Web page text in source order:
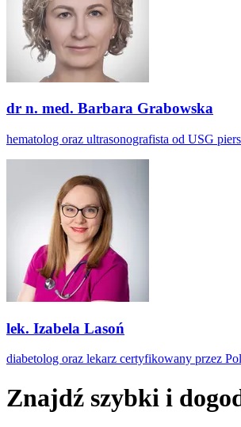
dr n. med. Barbara Grabowska
hematolog oraz ultrasonografista od USG
lek. Izabela Lasoń
diabetolog oraz lekarz certyfikowany przez
Znajdź szybki i